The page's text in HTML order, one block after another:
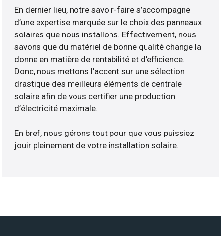
En dernier lieu, notre savoir-faire s’accompagne
d’une expertise marquée sur le choix des panneaux
solaires que nous installons. Effectivement, nous
savons que du matériel de bonne qualité change la
donne en matière de rentabilité et d’efficience.
Donc, nous mettons l’accent sur une sélection
drastique des meilleurs éléments de centrale
solaire afin de vous certifier une production
d’électricité maximale.
En bref, nous gérons tout pour que vous puissiez
jouir pleinement de votre installation solaire.